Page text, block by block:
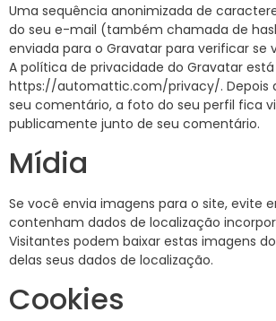
Uma sequência anonimizada de
do seu e-mail (também chamada de
enviada para o Gravatar para verificar se
A política de privacidade do Gravatar
https://automattic.com/privacy/. Depois
seu comentário, a foto do seu perfil fica
publicamente junto de seu comentário.
Mídia
Se você envia imagens para o site, evite
contenham dados de localização
Visitantes podem baixar estas imagens
delas seus dados de localização.
Cookies